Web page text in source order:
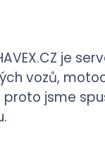
je
vozů,
jsme